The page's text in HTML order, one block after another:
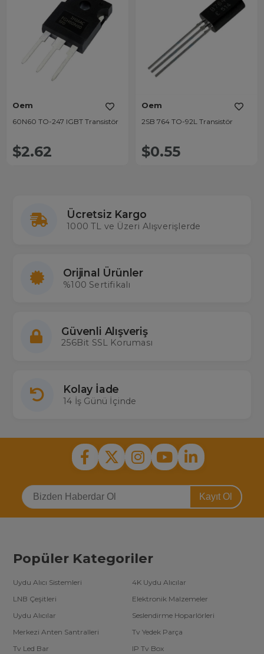
Oem
60N60 TO-247 IGBT Transistör
$2.62
Oem
2SB 764 TO-92L Transistör
$0.55
Ücretsiz Kargo
1000 TL ve Üzeri Alışverişlerde
Orijinal Ürünler
%100 Sertifikalı
Güvenli Alışveriş
256Bit SSL Koruması
Kolay İade
14 İş Günü İçinde
Kayıt Ol
Popüler Kategoriler
Uydu Alıcı Sistemleri
4K Uydu Alıcılar
LNB Çeşitleri
Elektronik Malzemeler
Uydu Alıcılar
Seslendirme Hoparlörleri
Merkezi Anten Santralleri
Tv Yedek Parça
Tv Led Bar
IP Tv Box